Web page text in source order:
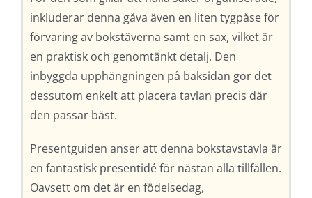
inkluderar denna gåva även en liten tygpåse för
förvaring av bokstäverna samt en sax, vilket är
en praktisk och genomtänkt detalj. Den
inbyggda upphängningen på baksidan gör det
dessutom enkelt att placera tavlan precis där
den passar bäst.
Presentguiden anser att denna bokstavstavla är
en fantastisk presentidé för nästan alla tillfällen.
Oavsett om det är en födelsedag,